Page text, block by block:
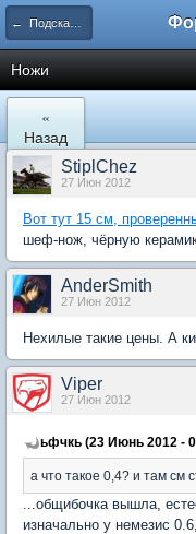
← Подскажите где купить
Ножи
«
Назад
StiplChez
27 Июн 2012
Вот тут 15 см,
шеф-нож, чёрную
AnderSmith
27 Июн 2012
Нехилые такие цены. А
Viper
27 Июн 2012
ьфчкь (23 Июнь 2012 -
а что такое 0,4? и там см
...общибочка вышла,
изначально у немезис